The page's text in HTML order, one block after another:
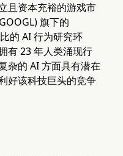
且资本充裕的游戏市
旗下的
的 AI 行为研究环
有 23 年人类涌现行
杂的 AI 方面具有潜在
好该科技巨头的竞争